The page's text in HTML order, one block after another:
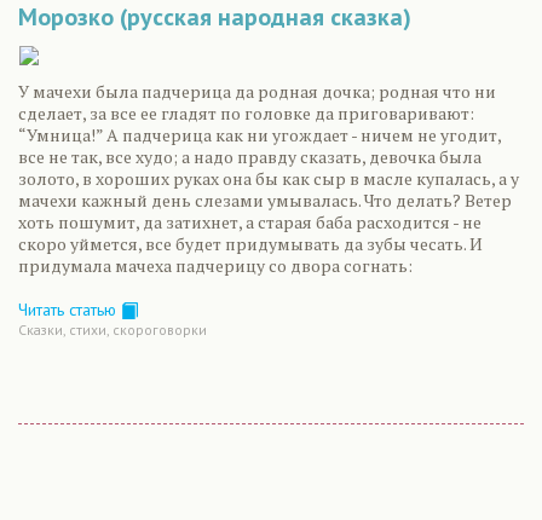
Морозко (русская народная сказка)
У мачехи была падчерица да родная дочка; родная что ни
сделает, за все ее гладят по головке да приговаривают:
“Умница!” А падчерица как ни угождает - ничем не угодит,
все не так, все худо; а надо правду сказать, девочка была
золото, в хороших руках она бы как сыр в масле купалась, а у
мачехи кажный день слезами умывалась. Что делать? Ветер
хоть пошумит, да затихнет, а старая баба расходится - не
скоро уймется, все будет придумывать да зубы чесать. И
придумала мачеха падчерицу со двора согнать:
Читать статью
Сказки, стихи, скороговорки